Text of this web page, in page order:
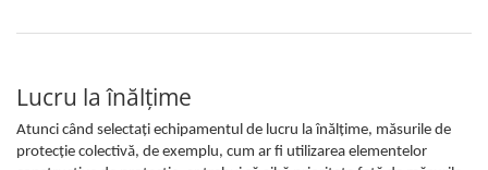
Camasa
Hanorace
Lucru la înălţime
Atunci când selectaţi echipamentul de lucru la înălţime, măsurile de
protecţie colectivă, de exemplu, cum ar fi utilizarea elementelor